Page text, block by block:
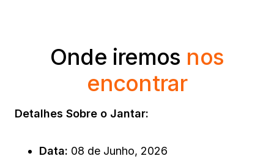
Onde iremos nos
encontrar
Detalhes Sobre o Jantar:
Data: 08 de Junho, 2026